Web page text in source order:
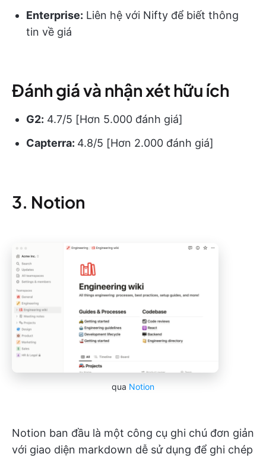
Enterprise: Liên hệ với Nifty để biết thông
tin về giá
Đánh giá và nhận xét hữu ích
G2: 4.7/5 [Hơn 5.000 đánh giá]
Capterra: 4.8/5 [Hơn 2.000 đánh giá]
3. Notion
qua Notion
Notion ban đầu là một công cụ ghi chú đơn giản
với giao diện markdown dễ sử dụng để ghi chép